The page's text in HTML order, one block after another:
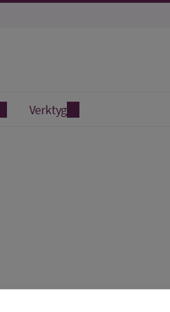
Verktyg